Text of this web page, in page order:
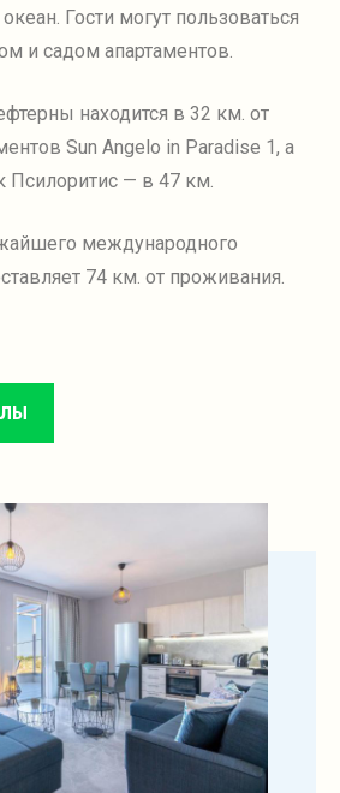
Гости могут пользоваться
и садом апартаментов.
находится в 32 км. от
Sun Angelo in Paradise 1, а
Псилоритис — в 47 км.
международного
74 км. от проживания.